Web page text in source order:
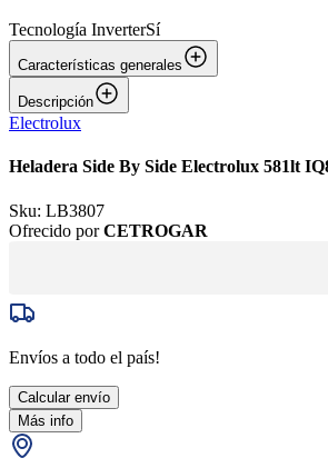
Tecnología InverterSí
Características generales
Descripción
Electrolux
Heladera Side By Side Electrolux 581lt
Sku: LB3807
Ofrecido porCETROGAR
Envíos a todo el país!
Calcular envío
Más info